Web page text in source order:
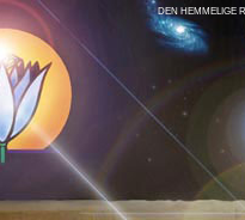
DEN HEMMELIGE